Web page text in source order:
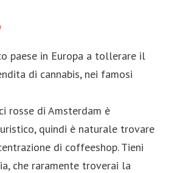
paese in Europa a tollerare il
di cannabis, nei famosi
rosse di Amsterdam è
quindi è naturale trovare
di coffeeshop. Tieni
che raramente troverai la